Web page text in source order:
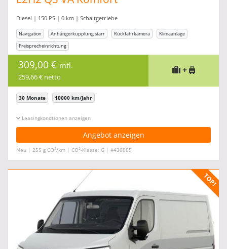
Diesel | 150 PS | 0 km | Schaltgetriebe
Navigation Anhängerkupplung starr Rückfahrkamera
Klimaanlage
Freisprecheinrichtung
309,00 € mtl.
259,66 € netto
+
30 Monate 10000 km/Jahr
Leasingkonditionen ein-/ausblenden
Angebot anzeigen
Neu | 255 g CO2/km | CO2-Klasse: G | #430065